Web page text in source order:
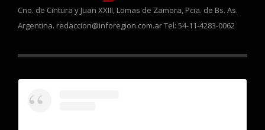
Cno. de Cintura y Juan XXIII, Lomas de Zamora, Pcia. de Bs. As.
Argentina. redaccion@inforegion.com.ar Tel: 54-11-4283-0062